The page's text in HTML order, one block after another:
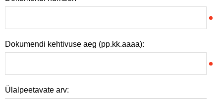
Dokumendi kehtivuse aeg (pp.kk.aaaa):
Ülalpeetavate arv: